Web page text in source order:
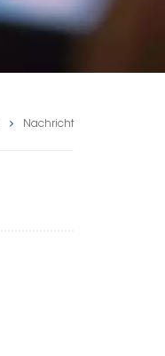
Nachricht